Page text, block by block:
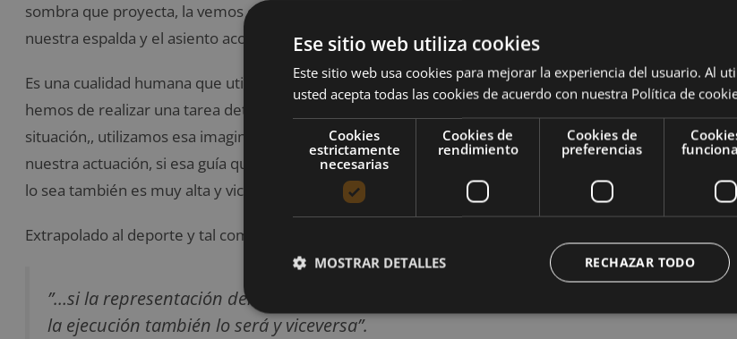
sombra que proyecta, la vemos en 3D, percibimos su calidez, su comodidad, cómo el respaldo recoge
nuestra espalda y el asiento acomoda nuestro cuerpo… Eso es la imaginación como habilidad.
Es una cualidad humana que utilizamos a diario, de forma automatizada, sin darnos casi cuenta.
hemos de realizar una tarea determinada, solemos imaginarnos realizándola, es espontáneo. Una vez
situación,, utilizamos esa imaginación representada como guía para orientar nuestro comportamiento
nuestra actuación, si esa guía que hemos imaginado es errónea, la probabilidad de que nuestra
lo sea también es muy alta y viceversa.
Extrapolado al deporte y tal como dice Marta Frau:
”…si la representación del movimiento en el cerebro es inexacta, errónea o inadecuada,
la ejecución también lo será y viceversa”.
Ese sitio web utiliza cookies
Este sitio web usa cookies para mejorar la experiencia del usuario. Al
usted acepta todas las cookies de acuerdo con nuestra Política de
Cookies
estrictamente
necesarias
Cookies de
rendimiento
Cookies de
preferencias
RECHAZAR TODO
MOSTRAR DETALLES